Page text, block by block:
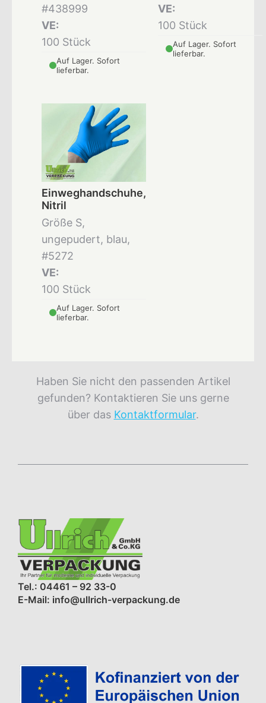
#438999
VE:
100 Stück
Auf Lager. Sofort
lieferbar.
VE:
100 Stück
Auf Lager. Sofort
lieferbar.
Einweghandschuhe,
Nitril
Größe S,
ungepudert, blau,
#5272
VE:
100 Stück
Auf Lager. Sofort
lieferbar.
Haben Sie nicht den passenden Artikel
gefunden? Kontaktieren Sie uns gerne
über das Kontaktformular.
Tel.: 04461 – 92 33-0
E-Mail: info@ullrich-verpackung.de